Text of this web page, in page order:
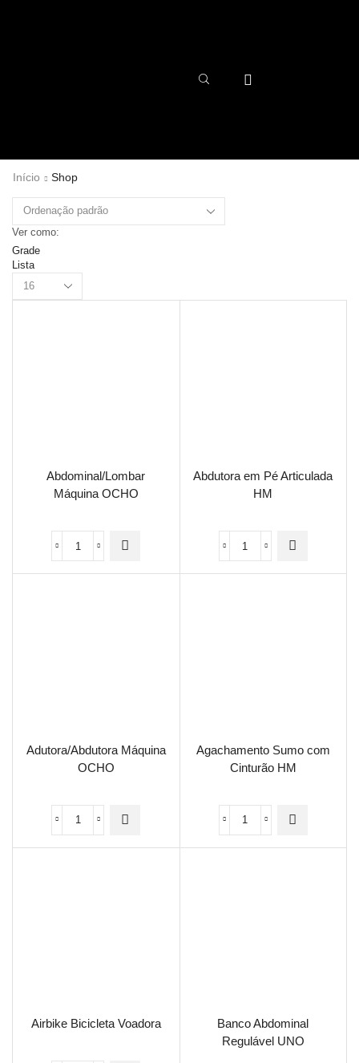
Início Shop
Ver como:
Grade
Lista
Abdominal/Lombar
Máquina OCHO
Abdutora em Pé Articulada
HM
Adutora/Abdutora Máquina
OCHO
Agachamento Sumo com
Cinturão HM
Airbike Bicicleta Voadora
Banco Abdominal
Regulável UNO